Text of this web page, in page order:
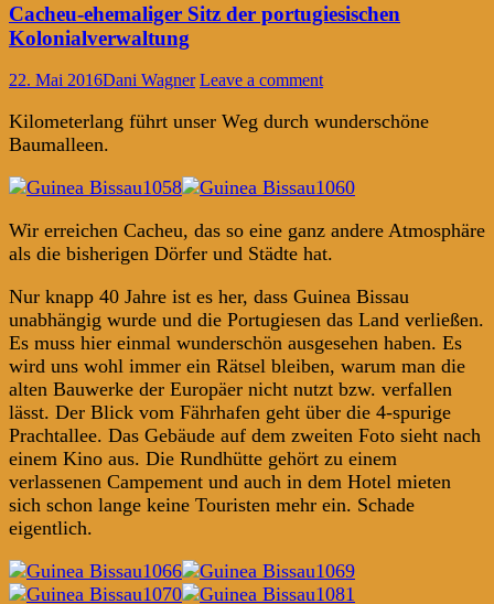
Cacheu-ehemaliger Sitz der portugiesischen
Kolonialverwaltung
22. Mai 2016Dani Wagner Leave a comment
Kilometerlang führt unser Weg durch wunderschöne
Baumalleen.
Wir erreichen Cacheu, das so eine ganz andere Atmosphäre
als die bisherigen Dörfer und Städte hat.
Nur knapp 40 Jahre ist es her, dass Guinea Bissau
unabhängig wurde und die Portugiesen das Land verließen.
Es muss hier einmal wunderschön ausgesehen haben. Es
wird uns wohl immer ein Rätsel bleiben, warum man die
alten Bauwerke der Europäer nicht nutzt bzw. verfallen
lässt. Der Blick vom Fährhafen geht über die 4-spurige
Prachtallee. Das Gebäude auf dem zweiten Foto sieht nach
einem Kino aus. Die Rundhütte gehört zu einem
verlassenen Campement und auch in dem Hotel mieten
sich schon lange keine Touristen mehr ein. Schade
eigentlich.